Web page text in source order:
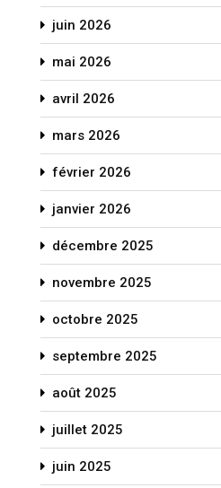
juin 2026
mai 2026
avril 2026
mars 2026
février 2026
janvier 2026
décembre 2025
novembre 2025
octobre 2025
septembre 2025
août 2025
juillet 2025
juin 2025